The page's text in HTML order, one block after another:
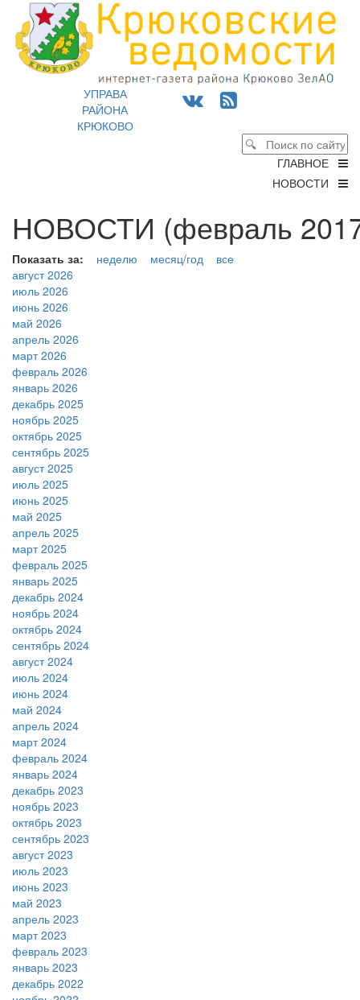
УПРАВА
РАЙОНА
КРЮКОВО
ГЛАВНОЕ
НОВОСТИ
НОВОСТИ (февраль
Показать за: неделю месяц/год
все
август 2026
июль 2026
июнь 2026
май 2026
апрель 2026
март 2026
февраль 2026
январь 2026
декабрь 2025
ноябрь 2025
октябрь 2025
сентябрь 2025
август 2025
июль 2025
июнь 2025
май 2025
апрель 2025
март 2025
февраль 2025
январь 2025
декабрь 2024
ноябрь 2024
октябрь 2024
сентябрь 2024
август 2024
июль 2024
июнь 2024
май 2024
апрель 2024
март 2024
февраль 2024
январь 2024
декабрь 2023
ноябрь 2023
октябрь 2023
сентябрь 2023
август 2023
июль 2023
июнь 2023
май 2023
апрель 2023
март 2023
февраль 2023
январь 2023
декабрь 2022